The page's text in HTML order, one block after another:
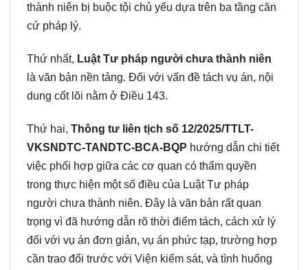
thành niên bị buộc tội chủ yếu dựa trên ba tầng căn
cứ pháp lý.
Thứ nhất, Luật Tư pháp người chưa thành niên
là văn bản nền tảng. Đối với vấn đề tách vụ án, nội
dung cốt lõi nằm ở Điều 143.
Thứ hai, Thông tư liên tịch số 12/2025/TTLT-
VKSNDTC-TANDTC-BCA-BQP hướng dẫn chi tiết
việc phối hợp giữa các cơ quan có thẩm quyền
trong thực hiện một số điều của Luật Tư pháp
người chưa thành niên. Đây là văn bản rất quan
trọng vì đã hướng dẫn rõ thời điểm tách, cách xử lý
đối với vụ án đơn giản, vụ án phức tạp, trường hợp
cần trao đổi trước với Viện kiểm sát, và tình huống